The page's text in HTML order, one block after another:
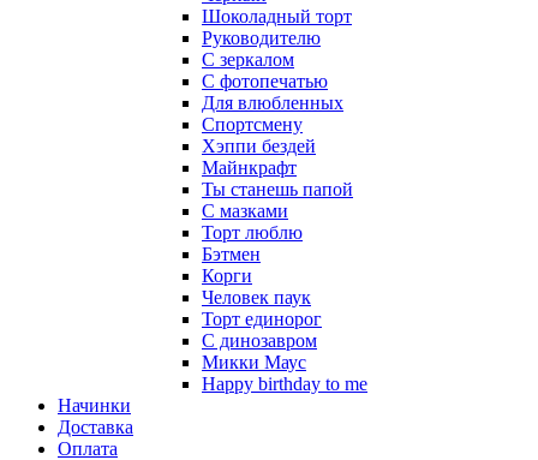
Шоколадный торт
Руководителю
С зеркалом
С фотопечатью
Для влюбленных
Спортсмену
Хэппи бездей
Майнкрафт
Ты станешь папой
С мазками
Торт люблю
Бэтмен
Корги
Человек паук
Торт единорог
С динозавром
Микки Маус
Happy birthday to me
Начинки
Доставка
Оплата